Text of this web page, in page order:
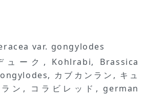
var. gongylodes
ューク, Kohlrabi, Brassica
カブカンラン, キュ
ン, コラビレッド, german